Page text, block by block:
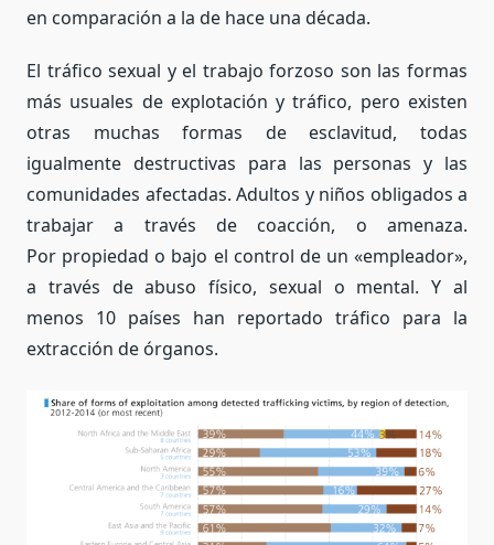
en comparación a la de hace una década.
El tráfico sexual y el trabajo forzoso son las formas
más usuales de explotación y tráfico, pero existen
otras muchas formas de esclavitud, todas
igualmente destructivas para las personas y las
comunidades afectadas. Adultos y niños obligados a
trabajar a través de coacción, o amenaza.
Por propiedad o bajo el control de un «empleador»,
a través de abuso físico, sexual o mental. Y al
menos 10 países han reportado tráfico para la
extracción de órganos.